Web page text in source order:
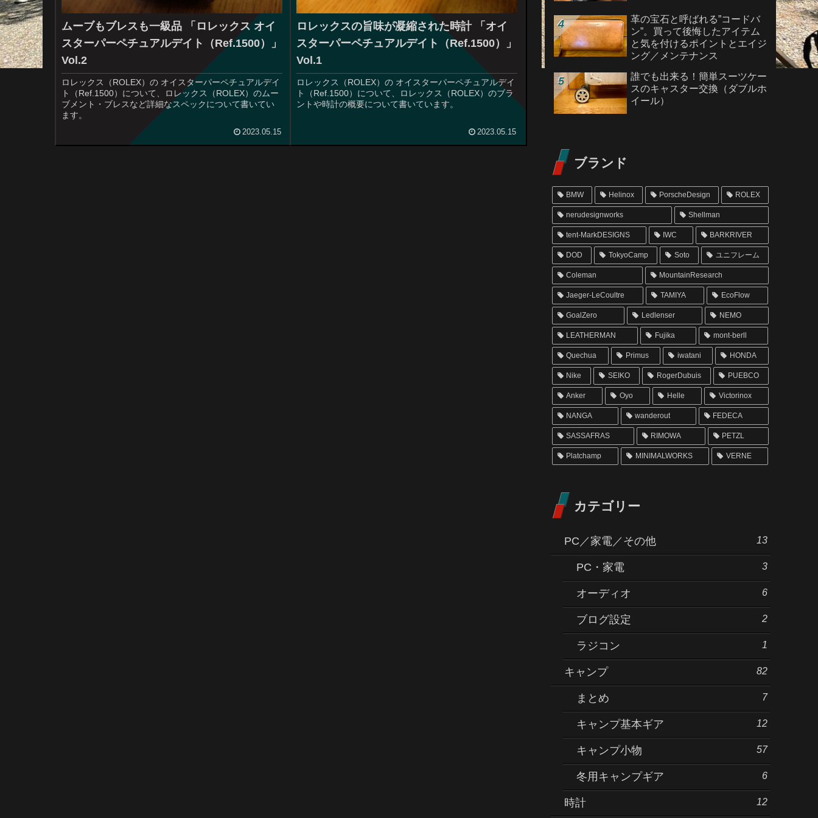
ムーブもブレスも一級品 「ロレックス オイ
スターパーペチュアルデイト（Ref.1500）」
Vol.2
ロレックス（ROLEX）の オイスターパーペチュアルデイ
ト（Ref.1500）について、ロレックス（ROLEX）のムー
ブメント・ブレスなど詳細なスペックについて書いてい
ます。
2023.05.15
ロレックスの旨味が凝縮された時計 「オイ
スターパーペチュアルデイト（Ref.1500）」
Vol.1
ロレックス（ROLEX）の オイスターパーペチュアルデイ
ト（Ref.1500）について、ロレックス（ROLEX）のブラ
ントや時計の概要について書いています。
2023.05.15
革の宝石と呼ばれる”コードバ
ン”。買って後悔したアイテム
と気を付けるポイントとエイジ
ング／メンテナンス
誰でも出来る！簡単スーツケー
スのキャスター交換（ダブルホ
イール）
ブランド
BMW Helinox PorscheDesign ROLEX
nerudesignworks Shellman
tent-MarkDESIGNS IWC BARKRIVER
DOD TokyoCamp Soto ユニフレーム
Coleman MountainResearch
Jaeger-LeCoultre TAMIYA EcoFlow
GoalZero Ledlenser NEMO
LEATHERMAN Fujika mont-berll
Quechua Primus iwatani HONDA
Nike SEIKO RogerDubuis PUEBCO
Anker Oyo Helle Victorinox
NANGA wanderout FEDECA
SASSAFRAS RIMOWA PETZL
Platchamp MINIMALWORKS VERNE
カテゴリー
PC／家電／その他 13
PC・家電 3
オーディオ 6
ブログ設定 2
ラジコン 1
キャンプ 82
まとめ 7
キャンプ基本ギア 12
キャンプ小物 57
冬用キャンプギア 6
時計 12